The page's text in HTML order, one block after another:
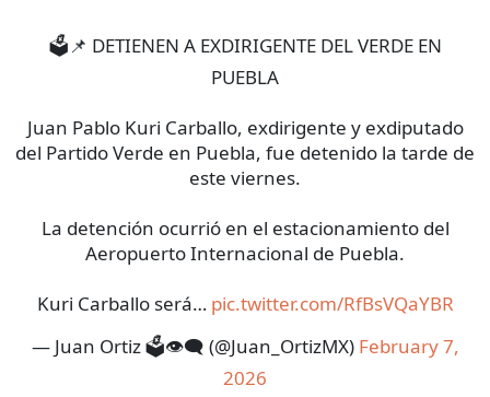
🗳️📌 DETIENEN A EXDIRIGENTE DEL VERDE EN
PUEBLA
Juan Pablo Kuri Carballo, exdirigente y exdiputado
del Partido Verde en Puebla, fue detenido la tarde de
este viernes.
La detención ocurrió en el estacionamiento del
Aeropuerto Internacional de Puebla.
Kuri Carballo será… pic.twitter.com/RfBsVQaYBR
— Juan Ortiz 🗳️👁‍🗨 (@Juan_OrtizMX) February 7,
2026